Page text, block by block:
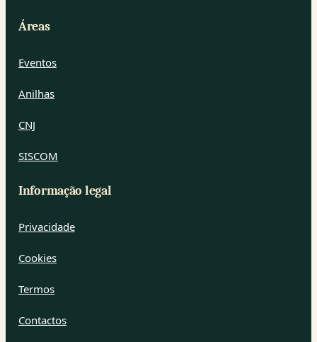
Áreas
Eventos
Anilhas
CNJ
SISCOM
Informação legal
Privacidade
Cookies
Termos
Contactos